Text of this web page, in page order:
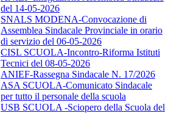
del 14-05-2026
SNALS MODENA-Convocazione di
Assemblea Sindacale Provinciale in orario
di servizio del 06-05-2026
CISL SCUOLA-Incontro-Riforma Istituti
Tecnici del 08-05-2026
ANIEF-Rassegna Sindacale N. 17/2026
ASA SCUOLA-Comunicato Sindacale
per tutto il personale della scuola
USB SCUOLA -Sciopero della Scuola del